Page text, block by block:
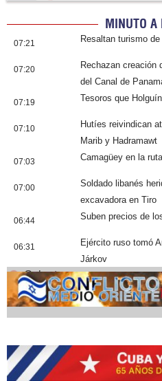
MINUTO A
07:21 Resaltan turismo
07:20
Rechazan creación
del Canal de
07:19 Tesoros que
07:10
Hutíes reivindican
Marib y Hadramawt
07:03 Camagüey en la
07:00
Soldado libanés
excavadora en Tiro
06:44 Suben precios de
06:31
Ejército ruso tomó
Járkov
Cobertura